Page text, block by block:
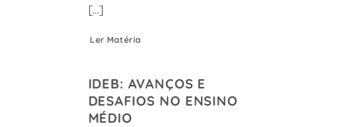
[...]
Ler Matéria
IDEB: AVANÇOS E
DESAFIOS NO ENSINO
MÉDIO